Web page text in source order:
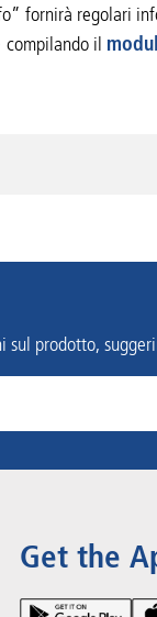
fornirà regolari
compilando il
sul prodotto,
Get the